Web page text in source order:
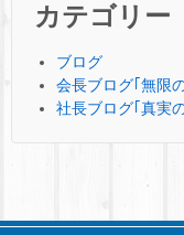
カテゴリー
ブログ
会長ブログ｢無限
社長ブログ｢真実